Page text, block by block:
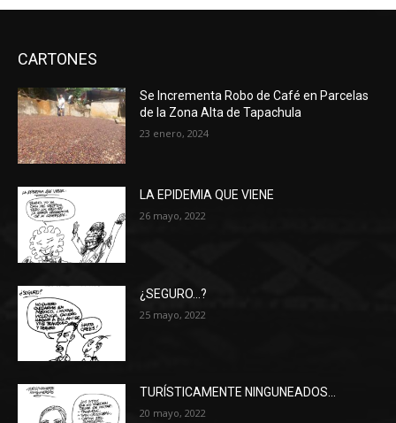
CARTONES
Se Incrementa Robo de Café en Parcelas
de la Zona Alta de Tapachula
23 enero, 2024
LA EPIDEMIA QUE VIENE
26 mayo, 2022
¿SEGURO…?
25 mayo, 2022
TURÍSTICAMENTE NINGUNEADOS…
20 mayo, 2022